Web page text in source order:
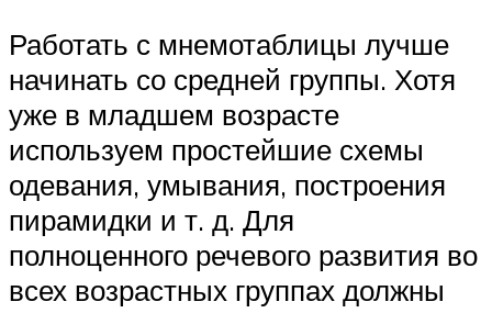
Работать с мнемотаблицы лучше
начинать со средней группы. Хотя
уже в младшем возрасте
используем простейшие схемы
одевания, умывания, построения
пирамидки и т. д. Для
полноценного речевого развития во
всех возрастных группах должны